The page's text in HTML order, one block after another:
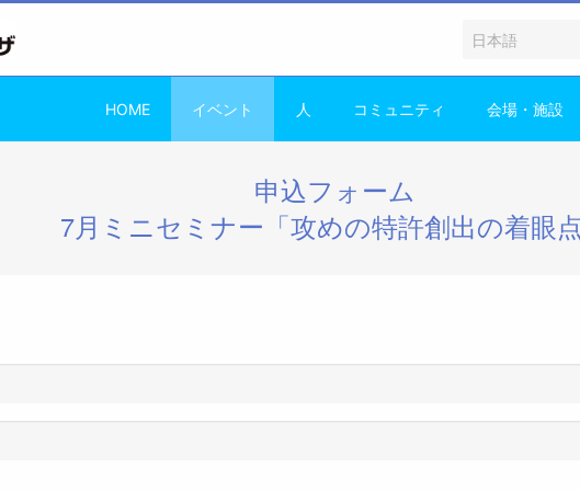
HOME イベント 人 コミュニティ 会場・施設
申込フォーム
7月ミニセミナー「攻めの特許創出の着眼